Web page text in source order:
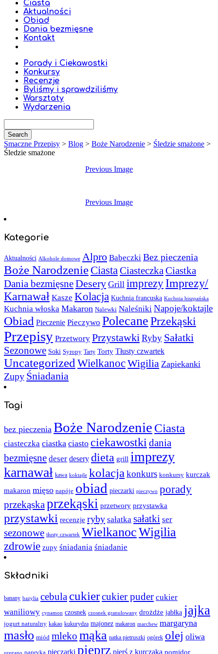
Ciasta
Aktualności
Obiad
Dania bezmięsne
Kontakt
Porady i Ciekawostki
Konkursy
Recenzje
Byliśmy i sprawdziliśmy
Warsztaty
Wydarzenia
Smaczne Przepisy > Blog > Boże Narodzenie > Śledzie smażone >
Śledzie smażone
Previous Image
Previous Image
Kategorie
Aktualności Alkohole domowe Alpro Babeczki Bez pieczenia
Boże NarodzenieCiastaCiasteczkaCiastka
Dania bezmięsneDesery Grill imprezy Imprezy/
Karnawał Kasze Kolacja Kuchnia francuska Kuchnia hiszpańska
Kuchnia włoska Makaron Nalewki Naleśniki Napoje/koktajle
Obiad Pieczenie Pieczywo PolecanePrzekąski
Przepisy Przetwory PrzystawkiRyby Sałatki
Sezonowe Soki Syropy Tarty Torty Tłusty czwartek
UncategorizedWielkanocWigilia Zapiekanki
Zupy Śniadania
Tagi
bez pieczenia Boże Narodzenie Ciasta
ciasteczka ciastka ciasto ciekawostki dania
bezmięsne deser desery dieta grill imprezy
karnawał kawa koktajle kolacja konkurs konkursy kurczak
makaron mięso napóje obiad pieczarki pieczywo porady
przekąskaprzekąski przetwory przystawka
przystawki recenzje ryby sałatka sałatki ser
sezonowe tłusty czwartek WielkanocWigilia
zdrowie zupy śniadania śniadanie
Składniki
banany bazylia cebula cukiercukier puder cukier
waniliowy cynamon czosnek czosnek granulowany drożdże jabłka jajka
jogurt naturalny kakao kukurydza majonez makaron marchew margaryna
masło miód mleko mąka natka pietruszki ogórek olej oliwa
oregano papryka pieczarki pieprz pierś z kurczaka pomidor